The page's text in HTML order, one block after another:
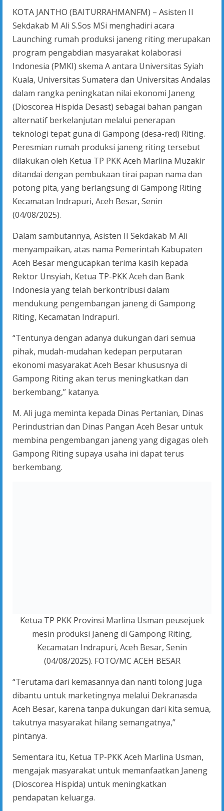
KOTA JANTHO (BAITURRAHMANFM) – Asisten II
Sekdakab M Ali S.Sos MSi menghadiri acara
Launching rumah produksi janeng riting merupakan
program pengabdian masyarakat kolaborasi
Indonesia (PMKI) skema A antara Universitas Syiah
Kuala, Universitas Sumatera dan Universitas Andalas
dalam rangka peningkatan nilai ekonomi Janeng
(Dioscorea Hispida Desast) sebagai bahan pangan
alternatif berkelanjutan melalui penerapan
teknologi tepat guna di Gampong (desa-red) Riting.
Peresmian rumah produksi janeng riting tersebut
dilakukan oleh Ketua TP PKK Aceh Marlina Muzakir
ditandai dengan pembukaan tirai papan nama dan
potong pita, yang berlangsung di Gampong Riting
Kecamatan Indrapuri, Aceh Besar, Senin
(04/08/2025).
Dalam sambutannya, Asisten II Sekdakab M Ali
menyampaikan, atas nama Pemerintah Kabupaten
Aceh Besar mengucapkan terima kasih kepada
Rektor Unsyiah, Ketua TP-PKK Aceh dan Bank
Indonesia yang telah berkontribusi dalam
mendukung pengembangan janeng di Gampong
Riting, Kecamatan Indrapuri.
“Tentunya dengan adanya dukungan dari semua
pihak, mudah-mudahan kedepan perputaran
ekonomi masyarakat Aceh Besar khususnya di
Gampong Riting akan terus meningkatkan dan
berkembang,” katanya.
M. Ali juga meminta kepada Dinas Pertanian, Dinas
Perindustrian dan Dinas Pangan Aceh Besar untuk
membina pengembangan janeng yang digagas oleh
Gampong Riting supaya usaha ini dapat terus
berkembang.
Ketua TP PKK Provinsi Marlina Usman peusejuek
mesin produksi Janeng di Gampong Riting,
Kecamatan Indrapuri, Aceh Besar, Senin
(04/08/2025). FOTO/MC ACEH BESAR
“Terutama dari kemasannya dan nanti tolong juga
dibantu untuk marketingnya melalui Dekranasda
Aceh Besar, karena tanpa dukungan dari kita semua,
takutnya masyarakat hilang semangatnya,”
pintanya.
Sementara itu, Ketua TP-PKK Aceh Marlina Usman,
mengajak masyarakat untuk memanfaatkan Janeng
(Dioscorea Hispida) untuk meningkatkan
pendapatan keluarga.